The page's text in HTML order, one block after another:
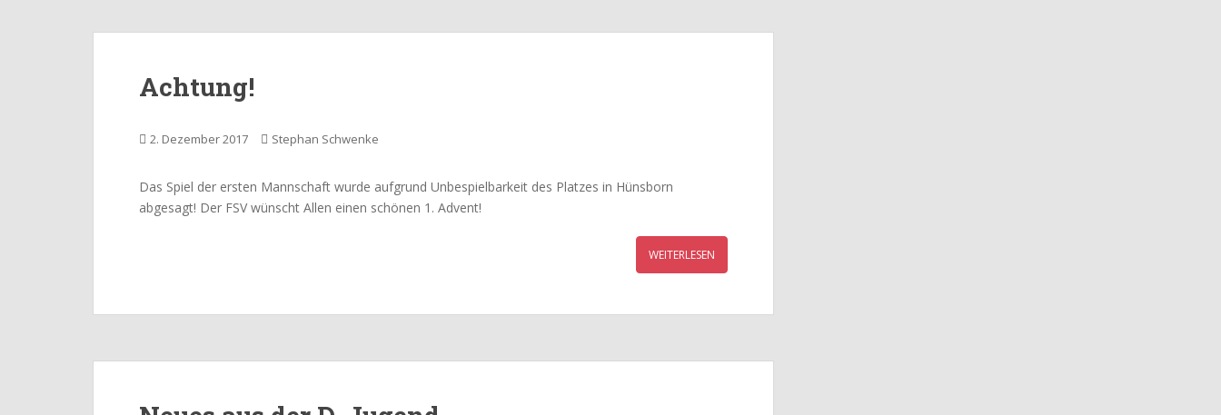
Achtung!
2. Dezember 2017 Stephan Schwenke
Das Spiel der ersten Mannschaft wurde aufgrund Unbespielbarkeit des Platzes in Hünsborn
abgesagt! Der FSV wünscht Allen einen schönen 1. Advent!
WEITERLESEN